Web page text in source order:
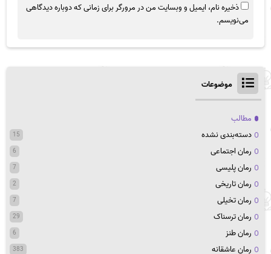
ذخیره نام، ایمیل و وبسایت من در مرورگر برای زمانی که دوباره دیدگاهی
می‌نویسم.
موضوعات
مطالب
دسته‌بندی نشده
15
رمان اجتماعی 6
رمان پلیسی 7
رمان تاریخی 2
رمان تخیلی 7
رمان ترسناک 29
رمان طنز 6
رمان عاشقانه 383